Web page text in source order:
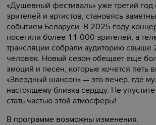
«Душевный фестиваль» уже третий год
зрителей и артистов, становясь
событием Беларуси. В 2025 году
посетили более 11 000 зрителей, а
трансляции собрали аудиторию свыше
человек. Новый сезон обещает еще
эмоций и песен, которые хочется петь
«Звездный шансон» — это вечер, где
настоящему близка сердцу. Не
стать частью этой атмосферы!
В программе возможны изменения.